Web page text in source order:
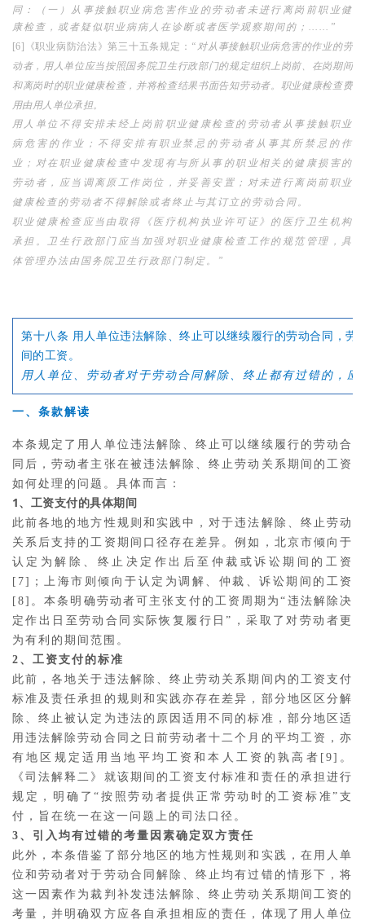
同：（一）从事接触职业病危害作业的劳动者未进行离岗前职业健
康检查，或者疑似职业病病人在诊断或者医学观察期间的；……”
[6]《职业病防治法》第三十五条规定： “对从事接触职业病危害的作业的劳
动者，用人单位应当按照国务院卫生行政部门的规定组织上岗前、在岗期间
和离岗时的职业健康检查，并将检查结果书面告知劳动者。职业健康检查费
用由用人单位承担。
用人单位不得安排未经上岗前职业健康检查的劳动者从事接触职业
病危害的作业；不得安排有职业禁忌的劳动者从事其所禁忌的作
业；对在职业健康检查中发现有与所从事的职业相关的健康损害的
劳动者，应当调离原工作岗位，并妥善安置；对未进行离岗前职业
健康检查的劳动者不得解除或者终止与其订立的劳动合同。
职业健康检查应当由取得《医疗机构执业许可证》的医疗卫生机构
承担。卫生行政部门应当加强对职业健康检查工作的规范管理，具
体管理办法由国务院卫生行政部门制定。”
第十八条 用人单位违法解除、终止可以继续履行的劳动合同，
间的工资。
用人单位、劳动者对于劳动合同解除、终止都有过错的，
一、条款解读
本条规定了用人单位违法解除、终止可以继续履行的劳动合
同后，劳动者主张在被违法解除、终止劳动关系期间的工资
如何处理的问题。具体而言：
1、工资支付的具体期间
此前各地的地方性规则和实践中，对于违法解除、终止劳动
关系后支持的工资期间口径存在差异。例如，北京市倾向于
认定为解除、终止决定作出后至仲裁或诉讼期间的工资
[7]；上海市则倾向于认定为调解、仲裁、诉讼期间的工资
[8]。本条明确劳动者可主张支付的工资周期为“违法解除决
定作出日至劳动合同实际恢复履行日”，采取了对劳动者更
为有利的期间范围。
2、工资支付的标准
此前，各地关于违法解除、终止劳动关系期间内的工资支付
标准及责任承担的规则和实践亦存在差异，部分地区区分解
除、终止被认定为违法的原因适用不同的标准，部分地区适
用违法解除劳动合同之日前劳动者十二个月的平均工资，亦
有地区规定适用当地平均工资和本人工资的孰高者[9]。
《司法解释二》就该期间的工资支付标准和责任的承担进行
规定，明确了“按照劳动者提供正常劳动时的工资标准”支
付，旨在统一在这一问题上的司法口径。
3、引入均有过错的考量因素确定双方责任
此外，本条借鉴了部分地区的地方性规则和实践，在用人单
位和劳动者对于劳动合同解除、终止均有过错的情形下，将
这一因素作为裁判补发违法解除、终止劳动关系期间工资的
考量，并明确双方应各自承担相应的责任，体现了用人单位